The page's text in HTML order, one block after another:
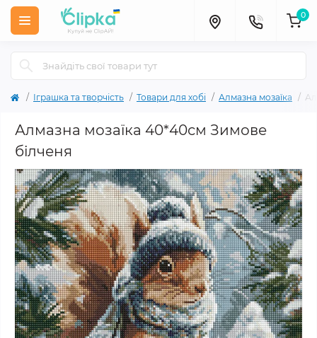
0
Іграшка та творчість Товари для хобі Алмазна мозаїка
Алмазна мозаїка 40*40см Зимове
білченя